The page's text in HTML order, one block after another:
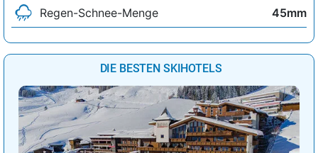
Regen-Schnee-Menge
45mm
DIE BESTEN SKIHOTELS